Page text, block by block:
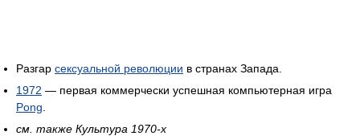
Разгар сексуальной революции в странах Запада.
1972 — первая коммерчески успешная компьютерная игра
Pong
см. также Культура 1970-х